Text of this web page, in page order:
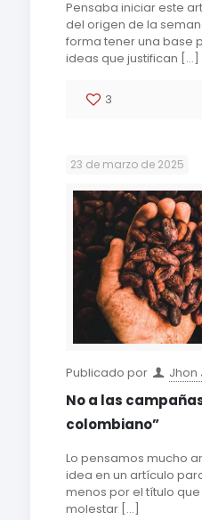
Pensaba iniciar este
del origen de la
forma tener una base
ideas que justifican […]
3
23 de marzo de 2025
Publicado por Jhon
No a las
colombiano”
Lo pensamos mucho
idea en un artículo
menos por el título
molestar[…]